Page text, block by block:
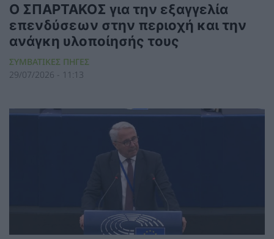
Ο ΣΠΑΡΤΑΚΟΣ για την εξαγγελία
επενδύσεων στην περιοχή και την
ανάγκη υλοποίησής τους
ΣΥΜΒΑΤΙΚΕΣ ΠΗΓΕΣ
29/07/2026 - 11:13